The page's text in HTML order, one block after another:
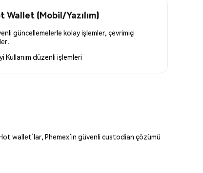
Wallet (Mobil/Yazılım)
güncellemelerle kolay işlemler, çevrimiçi
Kullanım düzenli işlemleri
wallet’lar, Phemex’in güvenli custodian çözümü